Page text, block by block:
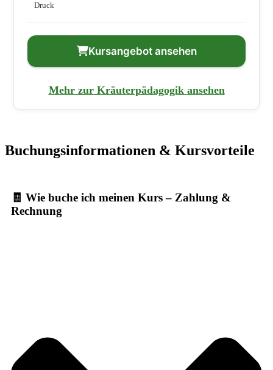
Druck
Kursangebot ansehen
Mehr zur Kräuterpädagogik ansehen
Buchungsinformationen & Kursvorteile
🧾 Wie buche ich meinen Kurs – Zahlung &
Rechnung